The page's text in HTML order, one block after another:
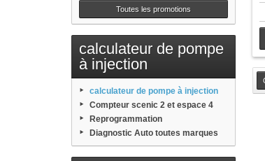
Toutes les promotions
calculateur de pompe
à injection
calculateur de pompe à injection
Compteur scenic 2 et espace 4
Reprogrammation
Diagnostic Auto toutes marques